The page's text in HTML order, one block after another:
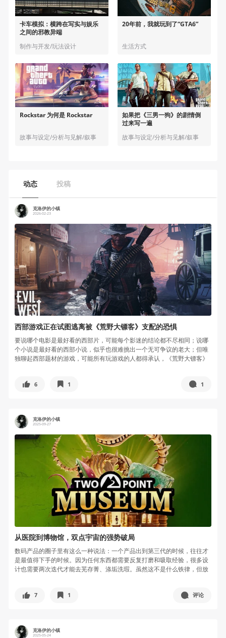
卡车模拟：横跨在写实与娱乐
之间的邪教异端
制作与开发/玩法设计
20年前，我就玩到了“GTA6”
生活方式
Rockstar 为何是 Rockstar
故事与设定/分析与见解/叙事
如果把《三男一狗》的剧情倒
过来写一遍
故事与设定/分析与见解/叙事
动态 投稿
克洛伊的小镇
2026-02-23
西部游戏正在试图逃离被《荒野大镖客》支配的恐惧
要说哪个电影是最好看的西部片，可能每个影迷的结论都不尽相同；说哪
个小说是最好看的西部小说，似乎也很难挑出一个无可争议的老大；但唯
独聊起西部题材的游戏，可能所有玩游戏的人都得承认，《荒野大镖客》
6 1 1
克洛伊的小镇
2025-09-27
从医院到博物馆，双点宇宙的强势破局
数码产品的圈子里有这么一种说法：一个产品出到第三代的时候，往往才
是最值得下手的时候。因为任何东西都需要反复打磨和吸取经验，很多设
计也需要两次迭代才能去芜存菁、涤垢洗瑕。虽然这不是什么铁律，但放
7 1 评论
克洛伊的小镇
2025-05-24